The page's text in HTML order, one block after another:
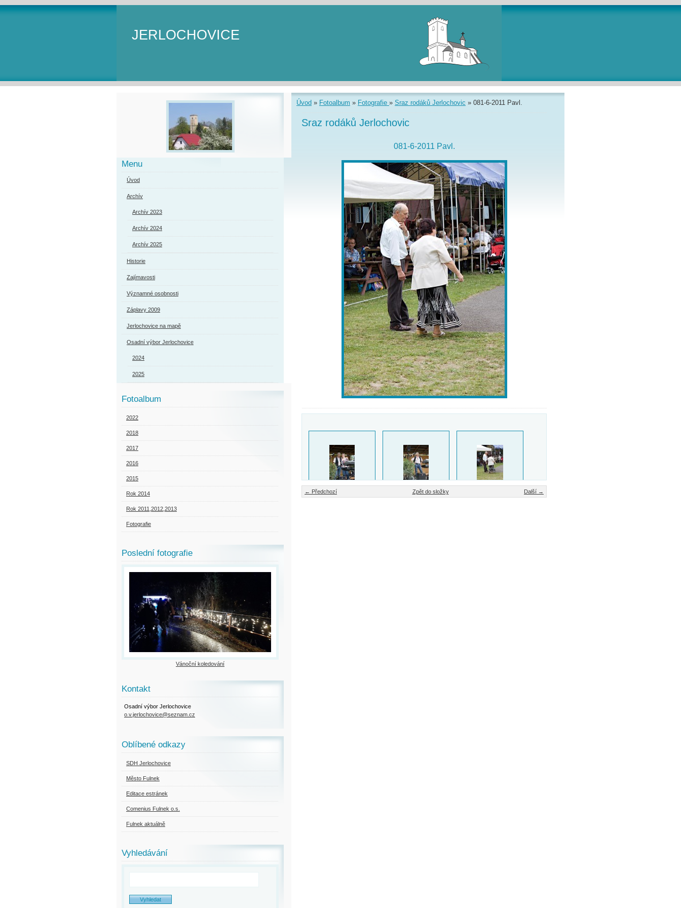
JERLOCHOVICE
Úvod » Fotoalbum » Fotografie » Sraz rodáků Jerlochovic » 081-6-2011 Pavl.
Sraz rodáků Jerlochovic
081-6-2011 Pavl.
← Předchozí Další →
Zpět do složky
Menu
Úvod
Archív
Archív 2023
Archív 2024
Archív 2025
Historie
Zajímavosti
Významné osobnosti
Záplavy 2009
Jerlochovice na mapě
Osadní výbor Jerlochovice
2024
2025
Fotoalbum
2022
2018
2017
2016
2015
Rok 2014
Rok 2011,2012,2013
Fotografie
Poslední fotografie
Vánoční koledování
Kontakt
Osadní výbor Jerlochovice
o.v.jerlochovice@seznam.cz
Oblíbené odkazy
SDH Jerlochovice
Město Fulnek
Editace estránek
Comenius Fulnek o.s.
Fulnek aktuálně
Vyhledávání